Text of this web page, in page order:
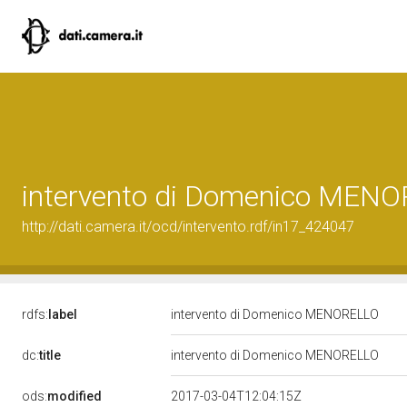
intervento di Domenico
http://dati.camera.it/ocd/intervento.rdf/in17_424047
rdfs: label intervento di Domenico MENORELLO
dc:title intervento di Domenico MENORELLO
ods:modified 2017-03-04T12:04:15Z